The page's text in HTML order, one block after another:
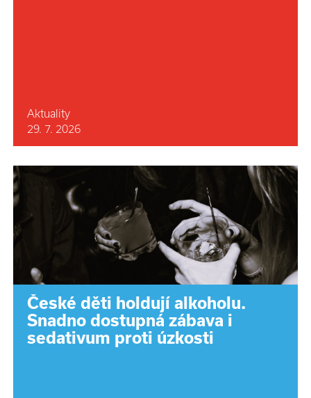
Aktuality
29. 7. 2026
České děti holdují alkoholu.
Snadno dostupná zábava i
sedativum proti úzkosti